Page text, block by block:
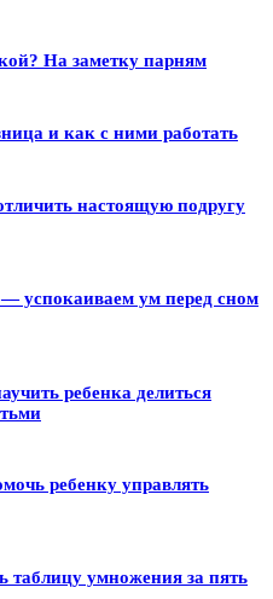
На заметку парням
и как с ними работать
настоящую подругу
успокаиваем ум перед сном
ребенка делиться
ребенку управлять
таблицу умножения за пять